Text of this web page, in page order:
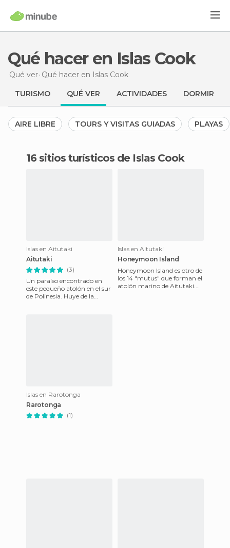
Qué hacer en Islas Cook
Qué ver Qué hacer en Islas Cook
TURISMO QUÉ VER ACTIVIDADES DORMIR
AIRE LIBRE TOURS Y VISITAS GUIADAS PLAYAS
16 sitios turísticos de Islas Cook
Islas en Aitutaki
Aitutaki
(3)
Un paraíso encontrado en
este pequeño atolón en el sur
de Polinesia. Huye de la
Islas en Aitutaki
Honeymoon Island
Honeymoon Island es otro de
los 14 "mutus" que forman el
atolón marino de Aitutaki.
Islas en Rarotonga
Rarotonga
(1)